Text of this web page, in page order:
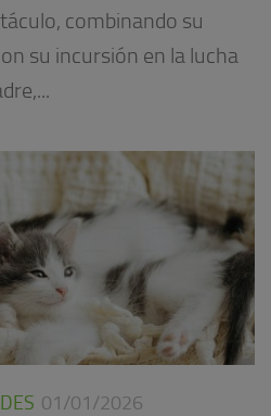
combinando su
su incursión en la lucha
01/01/2026